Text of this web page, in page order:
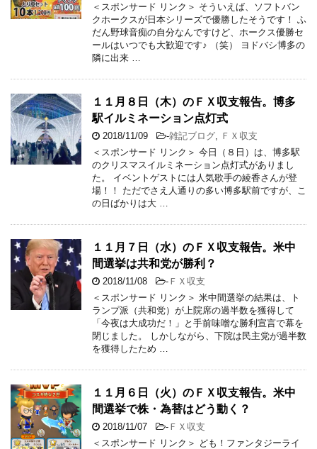
＜スポンサード リンク＞ そういえば、ソフトバン
クホークスが日本シリーズで優勝したそうです！ ふ
だん野球音痴の自分なんですけど、ホークス優勝セ
ールはいつでも大歓迎です♪ （笑） ヨドバシ博多の
隣に出来 …
１１月８日（木）のＦＸ収支報告。博多
駅イルミネーション点灯式
2018/11/09 -雑記ブログ
ＦＸ収支
＜スポンサード リンク＞ 今日（８日）は、博多駅
のクリスマスイルミネーション点灯式がありまし
た。 イベントゲストには人気歌手の綾香さんが登
場！！ ただでさえ人通りの多い博多駅前ですが、こ
の日ばかりは大 …
１１月７日（水）のＦＸ収支報告。米中
間選挙は共和党が勝利？
2018/11/08 - ＦＸ収支
＜スポンサード リンク＞ 米中間選挙の結果は、ト
ランプ派（共和党）が上院席の過半数を獲得して
「今夜は大成功だ！」と手前味噌な勝利宣言で幕を
閉じました。 しかしながら、下院は民主党が過半数
を獲得したため …
１１月６日（火）のＦＸ収支報告。米中
間選挙で株・為替はどう動く？
2018/11/07 - ＦＸ収支
＜スポンサード リンク＞ ども！ファンタジーライ